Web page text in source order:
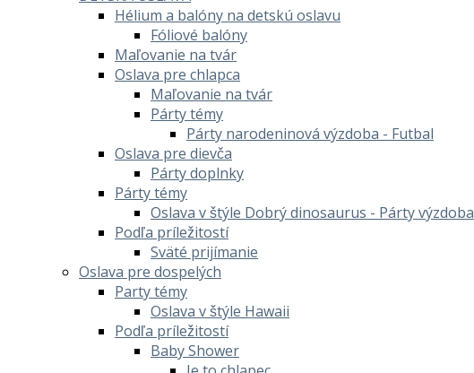
Hélium a balóny na detskú oslavu
Fóliové balóny
Maľovanie na tvár
Oslava pre chlapca
Maľovanie na tvár
Párty témy
Párty narodeninová výzdoba - Futbal
Oslava pre dievča
Párty doplnky
Párty témy
Oslava v štýle Dobrý dinosaurus - Párty výzdoba
Podľa príležitostí
Sväté prijímanie
Oslava pre dospelých
Party témy
Oslava v štýle Hawaii
Podľa príležitostí
Baby Shower